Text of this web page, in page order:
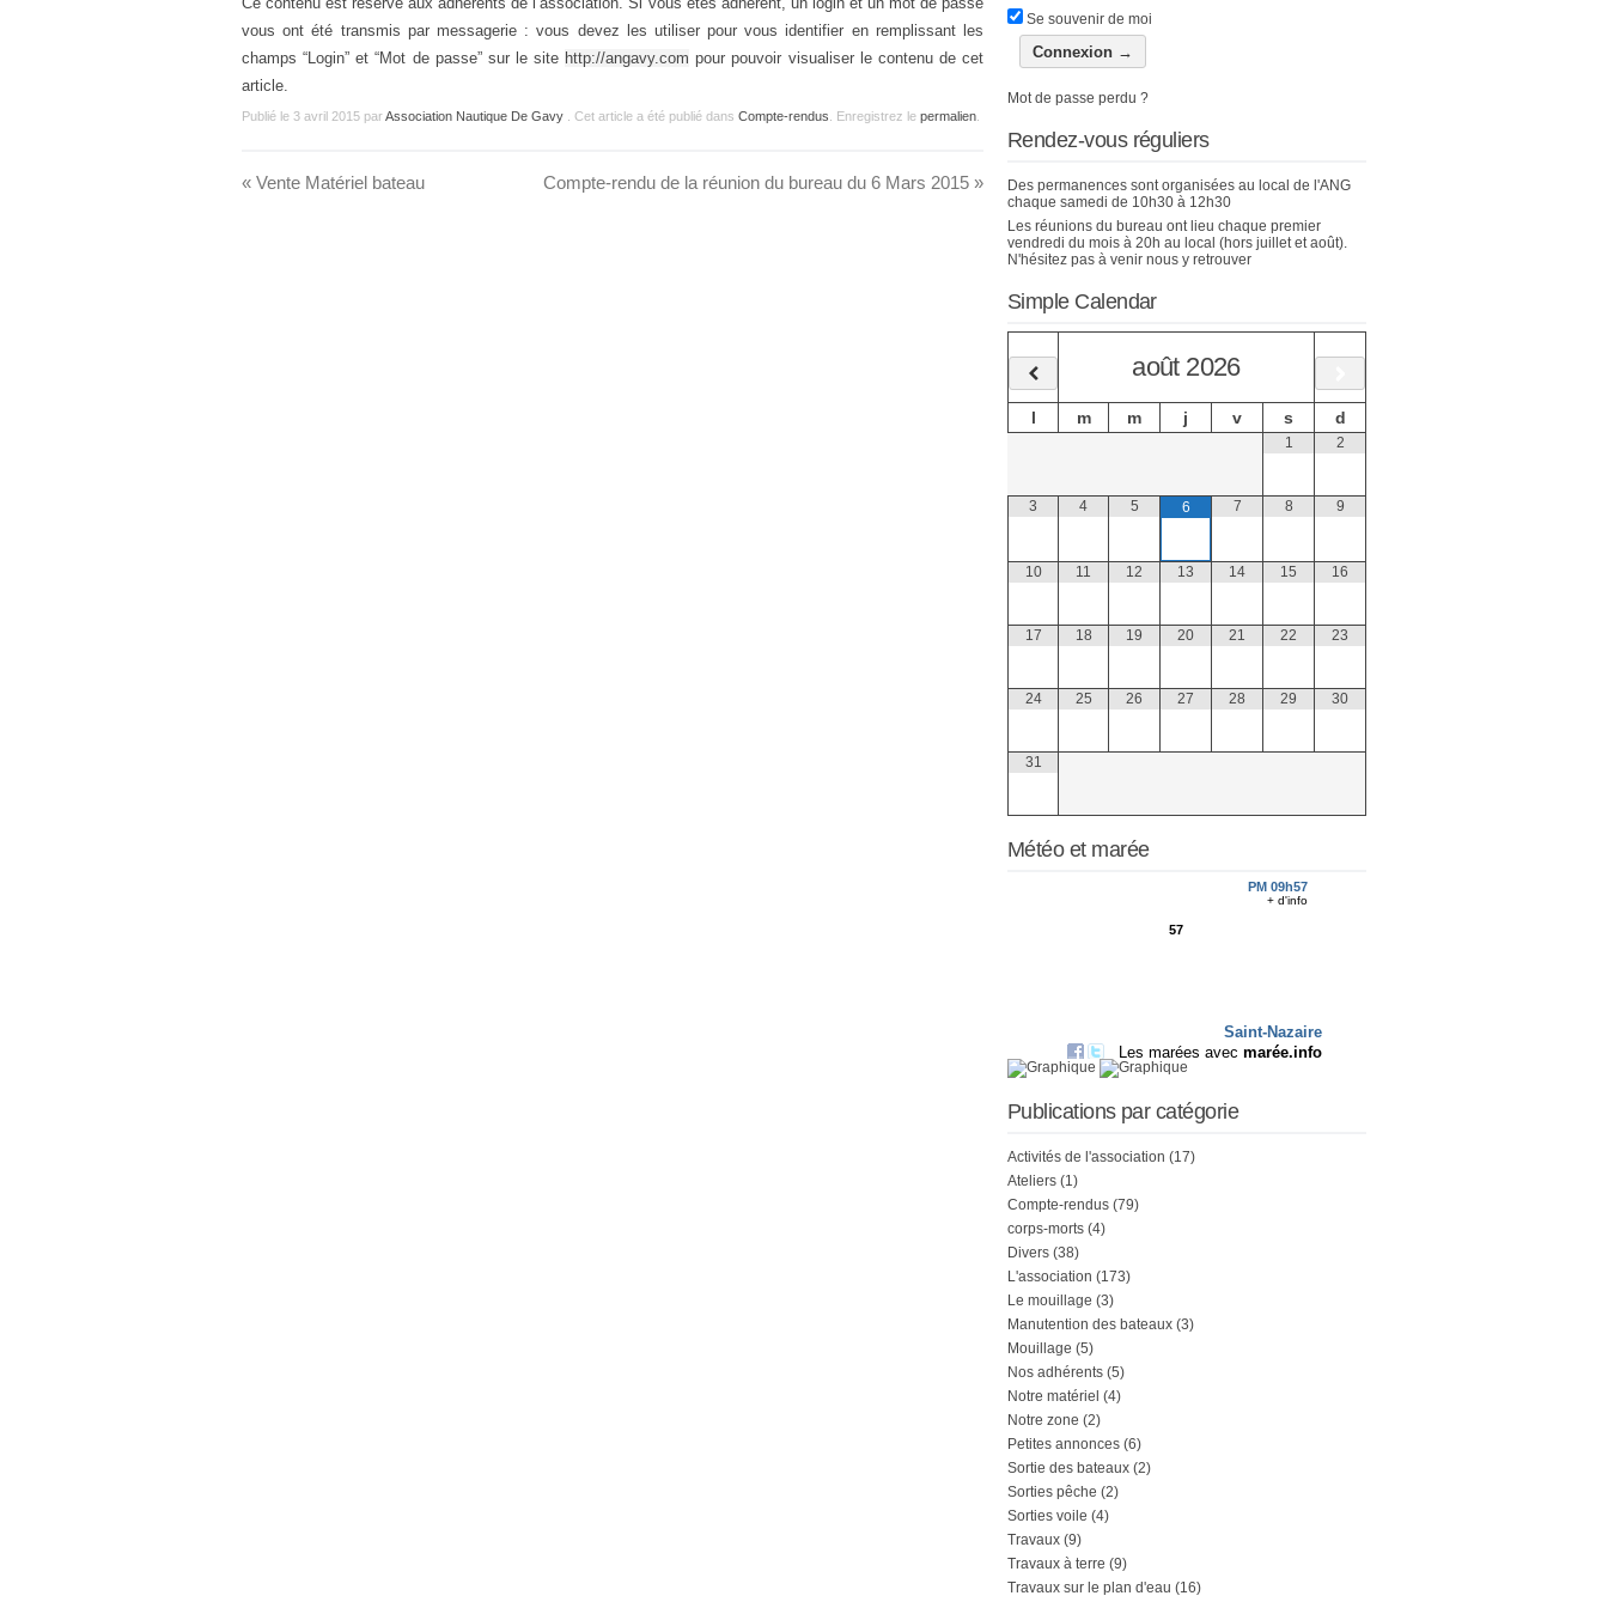
vous ont été transmis par messagerie : vous devez les utiliser pour vous identifier en remplissant les
champs “Login” et “Mot de passe” sur le site http://angavy.com pour pouvoir visualiser le contenu de cet
article.
Publié le 3 avril 2015 parAssociation Nautique De Gavy . Cet article a été publié dans Compte-rendus . Enregistrez le permalien
« Vente Matériel bateau Compte-rendu de la réunion du bureau du 6 Mars 2015 »
Se souvenir de moi
Mot de passe perdu ?
Rendez-vous réguliers
Des permanences sont organisées au local de l'ANG
chaque samedi de 10h30 à 12h30
Les réunions du bureau ont lieu chaque premier
vendredi du mois à 20h au local (hors juillet et août).
N'hésitez pas à venir nous y retrouver
Simple Calendar
août 2026
l m m j v s d
1 2
3 4 5 6 7 8 9
10 11 12 13 14 15 16
17 18 19 20 21 22 23
24 25 26 27 28 29 30
31
Météo et marée
Publications par catégorie
Activités de l'association (17)
Ateliers (1)
Compte-rendus (79)
corps-morts (4)
Divers (38)
L'association (173)
Le mouillage (3)
Manutention des bateaux (3)
Mouillage (5)
Nos adhérents (5)
Notre matériel (4)
Notre zone (2)
Petites annonces (6)
Sortie des bateaux (2)
Sorties pêche (2)
Sorties voile (4)
Travaux (9)
Travaux à terre (9)
Travaux sur le plan d'eau (16)